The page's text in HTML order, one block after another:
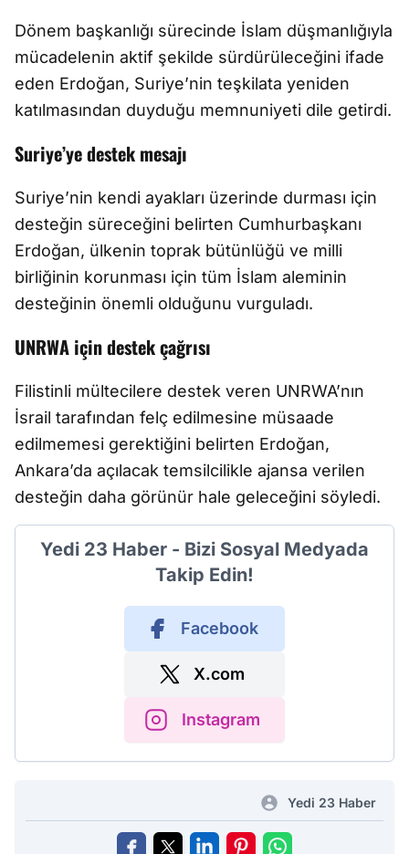
Dönem başkanlığı sürecinde İslam düşmanlığıyla
mücadelenin aktif şekilde sürdürüleceğini ifade
eden Erdoğan, Suriye’nin teşkilata yeniden
katılmasından duyduğu memnuniyeti dile getirdi.
Suriye’ye destek mesajı
Suriye’nin kendi ayakları üzerinde durması için
desteğin süreceğini belirten Cumhurbaşkanı
Erdoğan, ülkenin toprak bütünlüğü ve milli
birliğinin korunması için tüm İslam aleminin
desteğinin önemli olduğunu vurguladı.
UNRWA için destek çağrısı
Filistinli mültecilere destek veren UNRWA’nın
İsrail tarafından felç edilmesine müsaade
edilmemesi gerektiğini belirten Erdoğan,
Ankara’da açılacak temsilcilikle ajansa verilen
desteğin daha görünür hale geleceğini söyledi.
Yedi 23 Haber - Bizi Sosyal Medyada
Takip Edin!
Facebook
X.com
Instagram
Yedi 23 Haber